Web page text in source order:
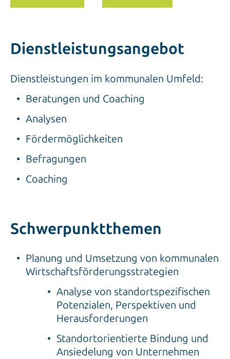
Dienstleistungsangebot
Dienstleistungen im kommunalen Umfeld:
Beratungen und Coaching
Analysen
Fördermöglichkeiten
Befragungen
Coaching
Schwerpunktthemen
Planung und Umsetzung von kommunalen
Wirtschaftsförderungsstrategien
Analyse von standortspezifischen
Potenzialen, Perspektiven und
Herausforderungen
Standortorientierte Bindung und
Ansiedelung von Unternehmen